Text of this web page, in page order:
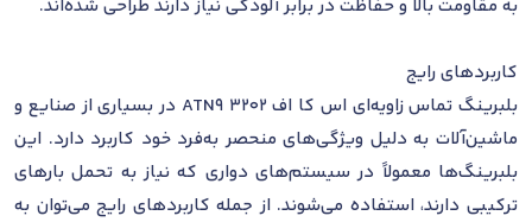
به مقاومت بالا و حفاظت در برابر آلودگی نیاز دارند طراحی شده‌اند.
کاربردهای رایج
بلبرینگ تماس زاویه‌ای اس کا اف 3202 ATN9 در بسیاری از صنایع و
ماشین‌آلات به دلیل ویژگی‌های منحصر به‌فرد خود کاربرد دارد. این
بلبرینگ‌ها معمولاً در سیستم‌های دواری که نیاز به تحمل بارهای
ترکیبی دارند، استفاده می‌شوند. از جمله کاربردهای رایج می‌توان به